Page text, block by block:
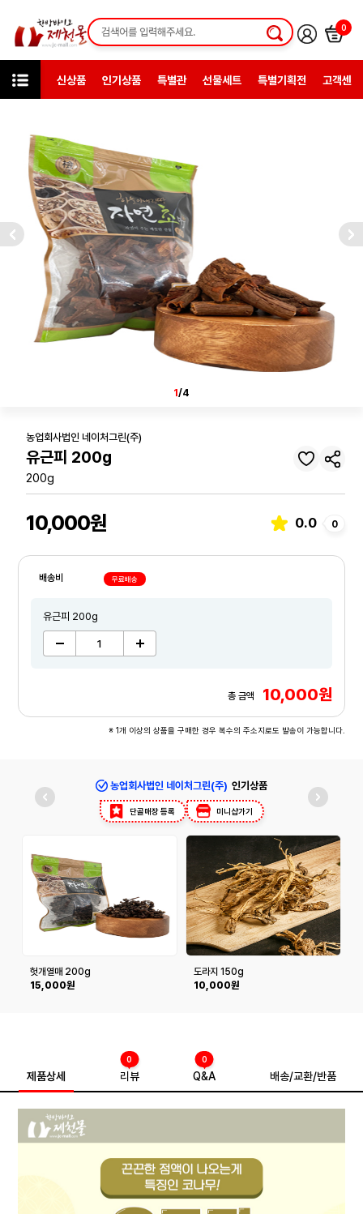
0
신상품 인기상품 특별관 선물세트 특별기획전 고객센터
1/4
농업회사법인 네이처그린(주)
유근피 200g
200g
10,000원 0.0 0
배송비 무료배송
유근피 200g
총 금액 10,000원
※ 1개 이상의 상품을 구매한 경우 복수의 주소지로도 발송이 가능합니다.
농업회사법인 네이처그린(주) 인기상품
단골매장 등록 미니샵가기
헛개열매 200g
15,000원
도라지 150g
10,000원
제품상세 리뷰
0
Q&A
0
배송/교환/반품